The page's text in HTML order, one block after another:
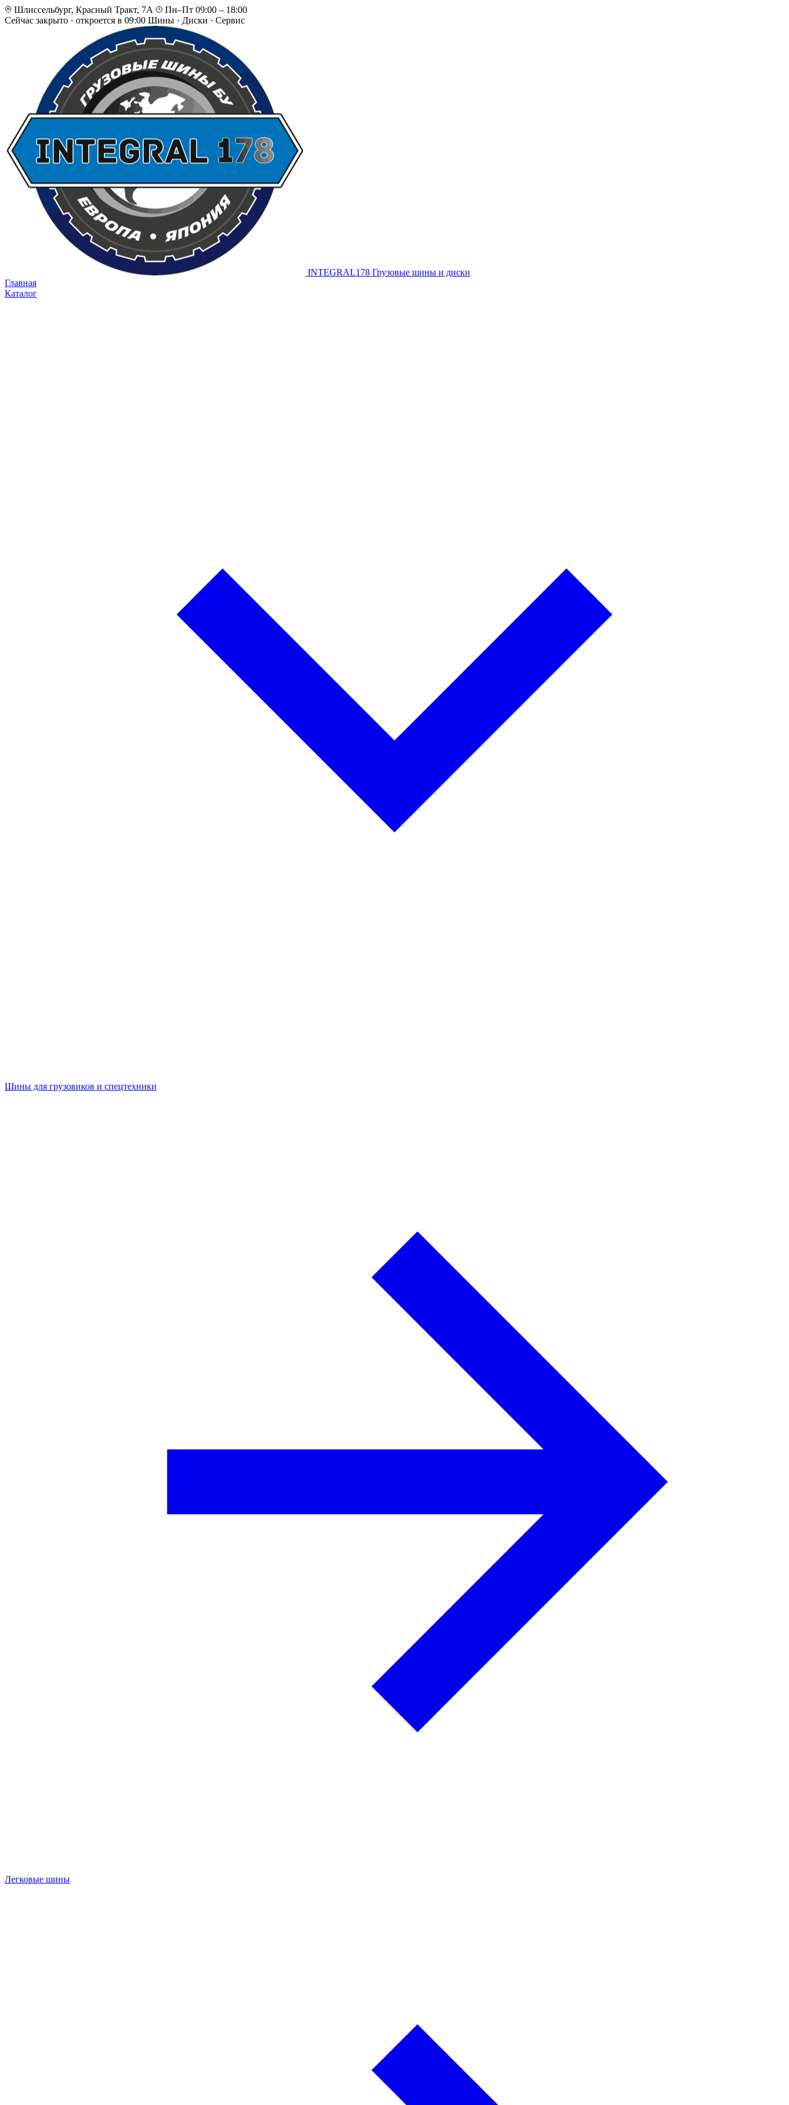
Шлиссельбург, Красный Тракт, 7А
Пн–Пт 09:00 – 18:00
Сейчас закрыто · откроется в 09:00 Шины · Диски · Сервис
INTEGRAL178 Грузовые шины и диски
Главная
Каталог
Шины для грузовиков и спецтехники
Легковые шины